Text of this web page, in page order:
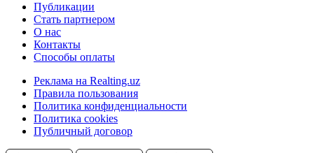
Публикации
Стать партнером
О нас
Контакты
Способы оплаты
Реклама на Realting.uz
Правила пользования
Политика конфиденциальности
Политика cookies
Публичный договор